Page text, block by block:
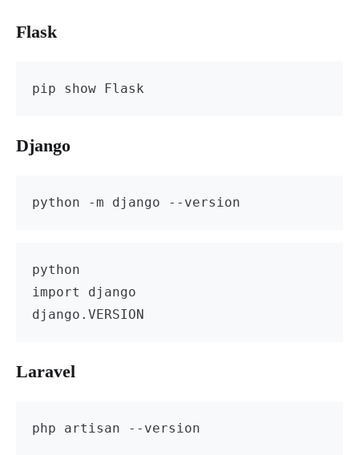
Flask
pip show Flask
Django
python -m django --version
python
import django
Laravel
php artisan --version